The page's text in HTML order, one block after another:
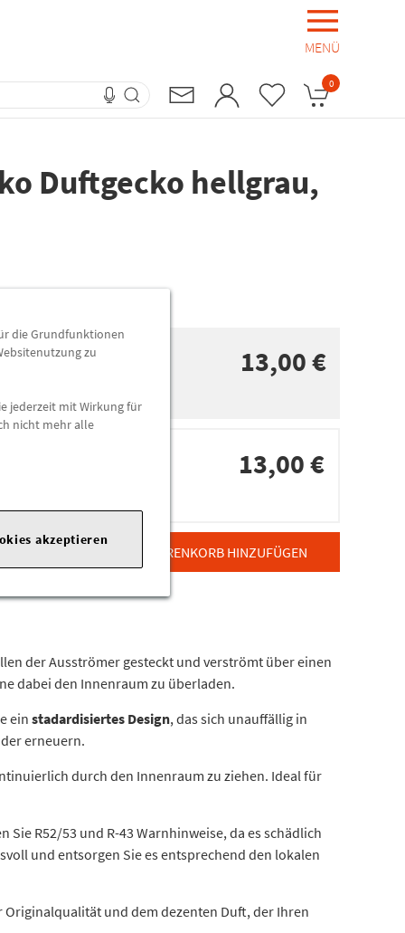
MENÜ
0
Duftgecko hellgrau,
13,00 €
13,00 €
ZUM WARENKORB HINZUFÜGEN
der Ausströmer gesteckt und verströmt über einen
dabei den Innenraum zu überladen.
ein stadardisiertes Design, das sich unauffällig in
erneuern.
durch den Innenraum zu ziehen. Ideal für
R52/53 und R-43 Warnhinweise, da es schädlich
und entsorgen Sie es entsprechend den lokalen
und dem dezenten Duft, der Ihren
die Grundfunktionen
zu
jederzeit mit Wirkung für
nicht mehr alle
akzeptieren